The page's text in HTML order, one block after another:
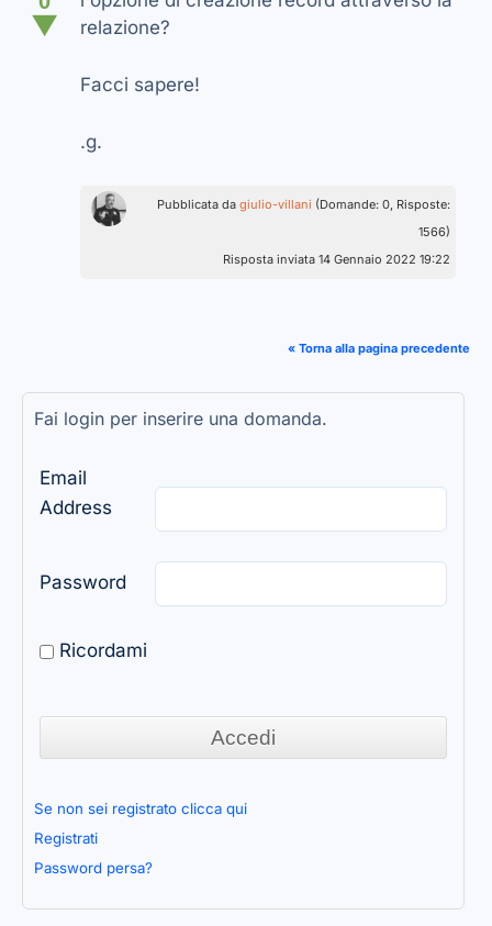
▼
relazione?
Facci sapere!
.g.
Pubblicata da giulio-villani (Domande: 0, Risposte:
1566)
Risposta inviata 14 Gennaio 2022 19:22
« Torna alla pagina precedente
Fai login per inserire una domanda.
Email
Address
Password
Ricordami
Se non sei registrato clicca qui
Registrati
Password persa?